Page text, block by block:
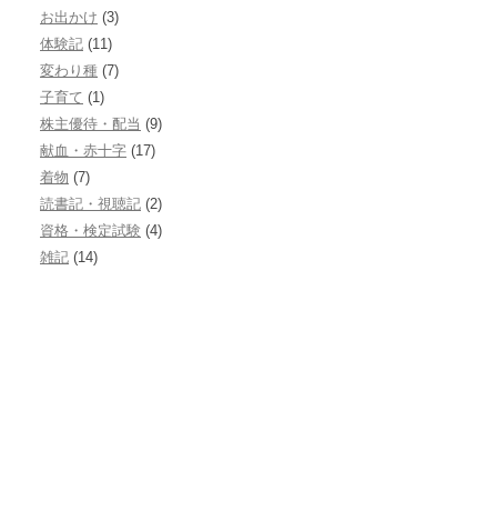
お出かけ (3)
体験記 (11)
変わり種 (7)
子育て (1)
株主優待・配当 (9)
献血・赤十字 (17)
着物 (7)
読書記・視聴記 (2)
資格・検定試験 (4)
雑記 (14)